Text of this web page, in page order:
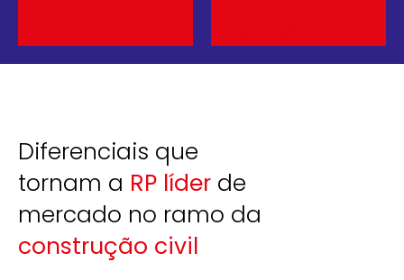
Diferenciais que
tornam a RP líder de
mercado no ramo da
construção civil